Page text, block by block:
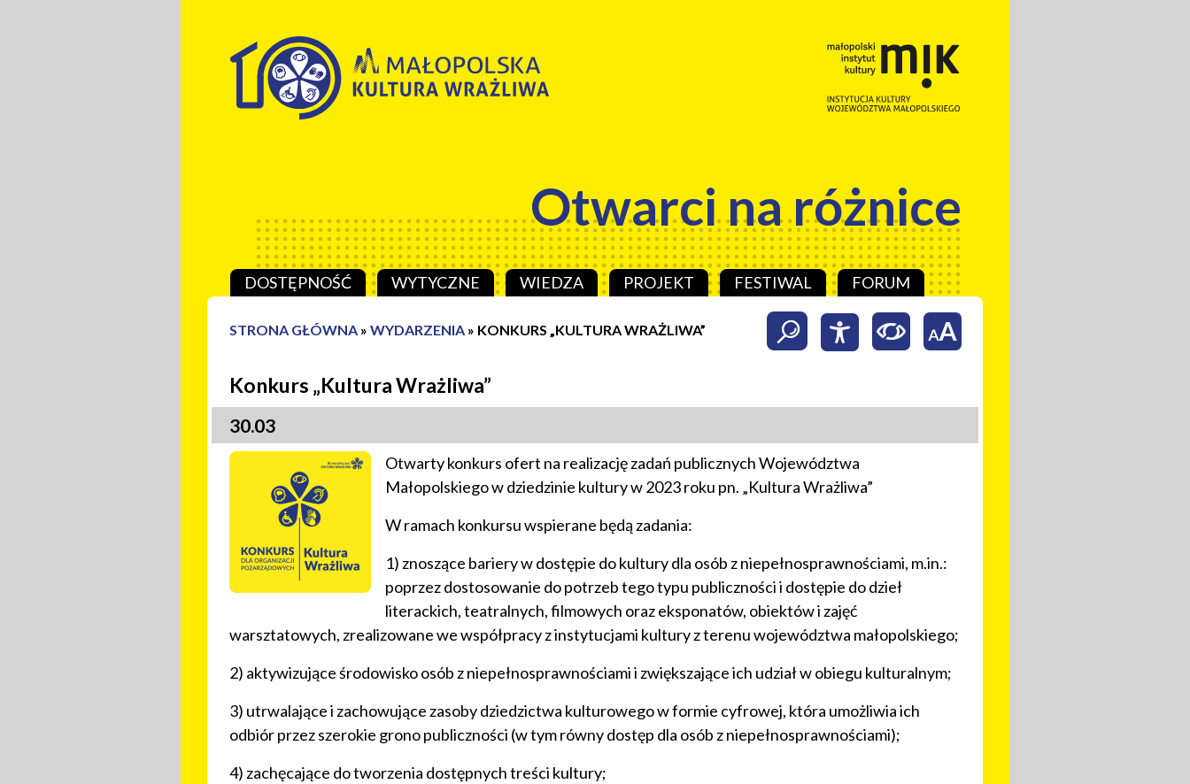
Otwarci na różnice
DOSTĘPNOŚĆ WYTYCZNE WIEDZA PROJEKT FESTIWAL FORUM
STRONA GŁÓWNA » WYDARZENIA » KONKURS „KULTURA WRAŻLIWA”
Konkurs „Kultura Wrażliwa”
30.03
Otwarty konkurs ofert na realizację zadań publicznych Województwa
Małopolskiego w dziedzinie kultury w 2023 roku pn. „Kultura Wrażliwa”
W ramach konkursu wspierane będą zadania:
1) znoszące bariery w dostępie do kultury dla osób z niepełnosprawnościami, m.in.:
poprzez dostosowanie do potrzeb tego typu publiczności i dostępie do dzieł
literackich, teatralnych, filmowych oraz eksponatów, obiektów i zajęć
warsztatowych, zrealizowane we współpracy z instytucjami kultury z terenu województwa małopolskiego;
2) aktywizujące środowisko osób z niepełnosprawnościami i zwiększające ich udział w obiegu kulturalnym;
3) utrwalające i zachowujące zasoby dziedzictwa kulturowego w formie cyfrowej, która umożliwia ich
odbiór przez szerokie grono publiczności (w tym równy dostęp dla osób z niepełnosprawnościami);
4) zachęcające do tworzenia dostępnych treści kultury;